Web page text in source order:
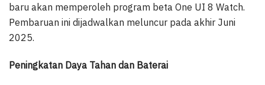
baru akan memperoleh program beta One UI 8 Watch.
Pembaruan ini dijadwalkan meluncur pada akhir Juni
2025.
Peningkatan Daya Tahan dan Baterai